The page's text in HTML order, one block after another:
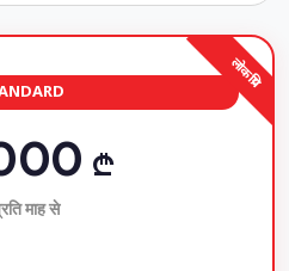
लोकप्रिय
₾
माह से